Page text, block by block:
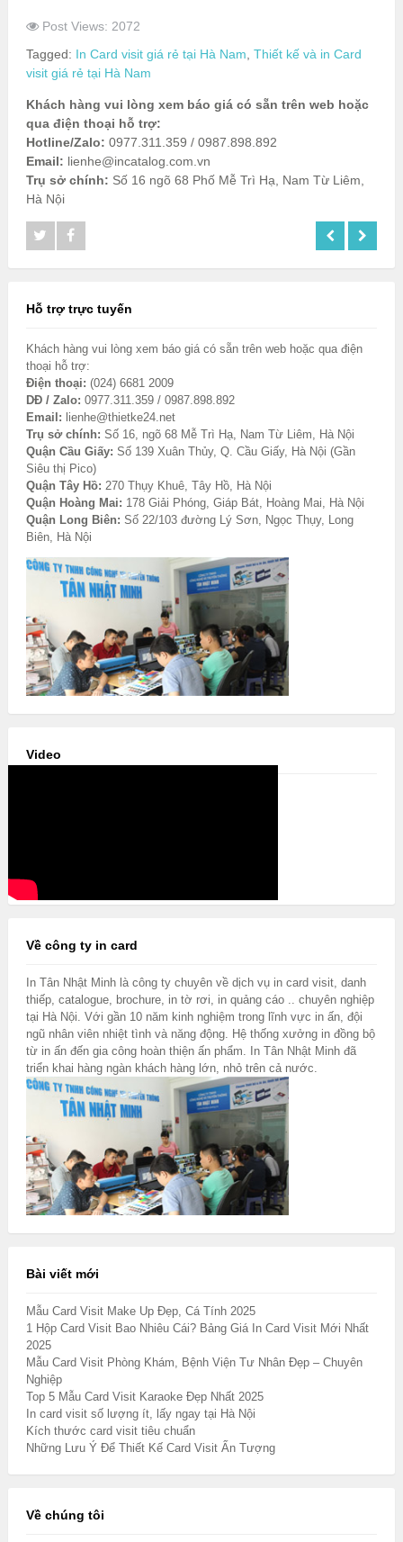
Post Views: 2072
Tagged: In Card visit giá rẻ tại Hà Nam Thiết kế và in Card
visit giá rẻ tại Hà Nam
Khách hàng vui lòng xem báo giá có sẵn trên web hoặc
qua điện thoại hỗ trợ:
Hotline/Zalo: 0977.311.359 / 0987.898.892
Email: lienhe@incatalog.com.vn
Trụ sở chính: Số 16 ngõ 68 Phố Mễ Trì Hạ, Nam Từ Liêm,
Hà Nội
Hỗ trợ trực tuyến
Khách hàng vui lòng xem báo giá có sẵn trên web hoặc qua điện
thoại hỗ trợ:
Điện thoại: (024) 6681 2009
DĐ / Zalo: 0977.311.359 / 0987.898.892
Email: lienhe@thietke24.net
Trụ sở chính: Số 16, ngõ 68 Mễ Trì Hạ, Nam Từ Liêm, Hà Nội
Quận Cầu Giấy: Số 139 Xuân Thủy, Q. Cầu Giấy, Hà Nội (Gần
Siêu thị Pico)
Quận Tây Hồ: 270 Thụy Khuê, Tây Hồ, Hà Nội
Quận Hoàng Mai: 178 Giải Phóng, Giáp Bát, Hoàng Mai, Hà Nội
Quận Long Biên: Số 22/103 đường Lý Sơn, Ngọc Thụy, Long
Biên, Hà Nội
Video
Về công ty in card
In Tân Nhật Minh là công ty chuyên về dịch vụ in card visit, danh
thiếp, catalogue, brochure, in tờ rơi, in quảng cáo .. chuyên nghiệp
tại Hà Nội. Với gần 10 năm kinh nghiệm trong lĩnh vực in ấn, đội
ngũ nhân viên nhiệt tình và năng động. Hệ thống xưởng in đồng bộ
từ in ấn đến gia công hoàn thiện ấn phẩm. In Tân Nhật Minh đã
triển khai hàng ngàn khách hàng lớn, nhỏ trên cả nước.
Bài viết mới
Mẫu Card Visit Make Up Đẹp, Cá Tính 2025
1 Hộp Card Visit Bao Nhiêu Cái? Bảng Giá In Card Visit Mới Nhất
2025
Mẫu Card Visit Phòng Khám, Bệnh Viện Tư Nhân Đẹp – Chuyên
Nghiệp
Top 5 Mẫu Card Visit Karaoke Đẹp Nhất 2025
In card visit số lượng ít, lấy ngay tại Hà Nội
Kích thước card visit tiêu chuẩn
Những Lưu Ý Để Thiết Kế Card Visit Ấn Tượng
Về chúng tôi